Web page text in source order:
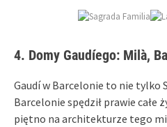
4. Domy Gaudíego: Milà,
Gaudí w Barcelonie to nie tylko
Barcelonie spędził prawie całe
piętno na architekturze tego